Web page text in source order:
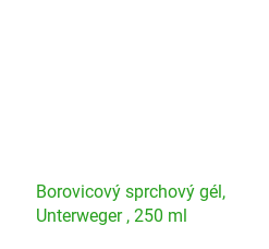
Borovicový sprchový gél,
Unterweger , 250 ml